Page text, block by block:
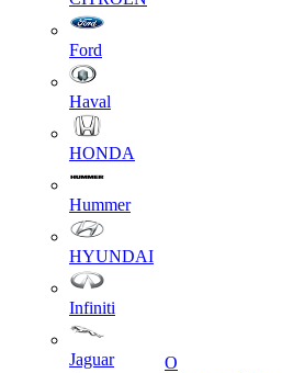
Ford
Haval
HONDA
Hummer
HYUNDAI
Infiniti
Jaguar
О